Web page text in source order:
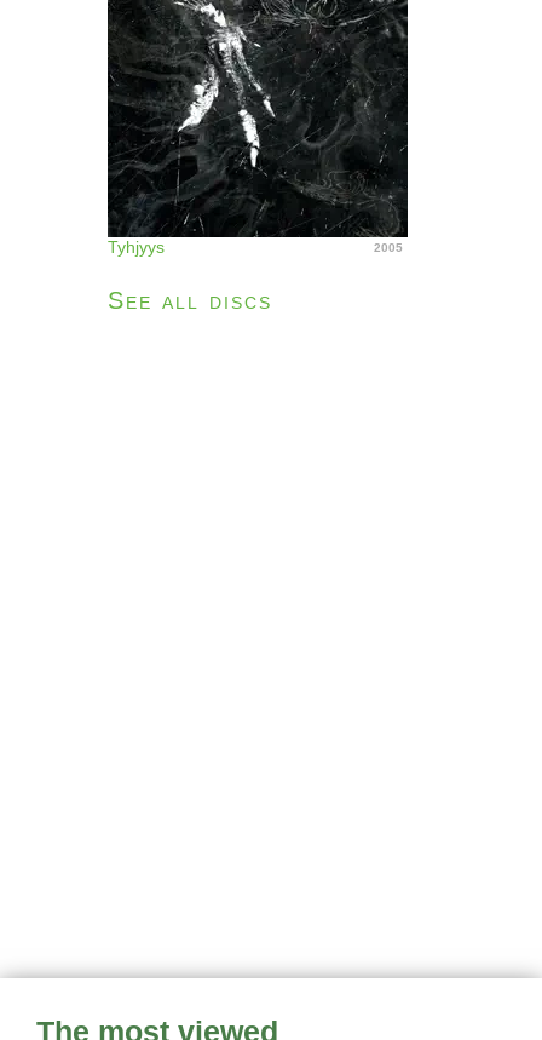
Tyhjyys 2005
See all discs
The most viewed